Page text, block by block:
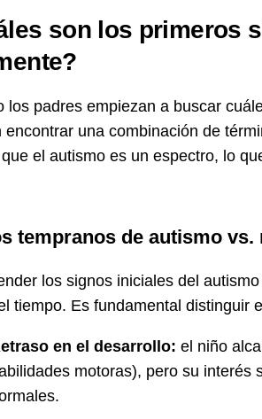
son los primeros
los padres empiezan a buscar
encontrar una combinación de
el autismo es un espectro, lo
tempranos de autismo
los signos iniciales del
tiempo. Es fundamental distinguir
en el desarrollo: el niño
motoras), pero su interés